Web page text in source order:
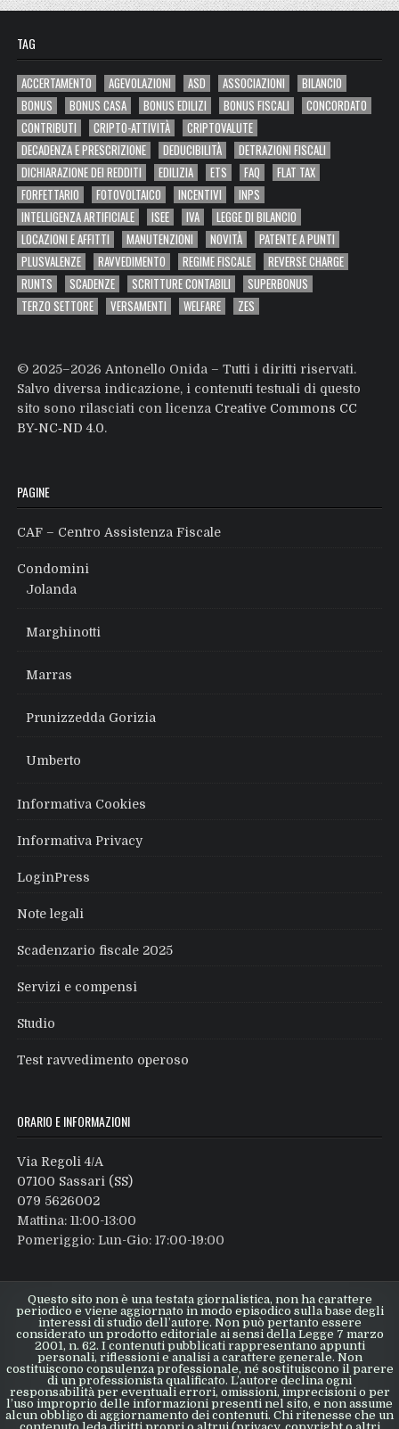
TAG
ACCERTAMENTO AGEVOLAZIONI ASD ASSOCIAZIONI
BILANCIO
BONUS
BONUS CASA BONUS EDILIZI BONUS FISCALI
CONCORDATO
CONTRIBUTI
CRIPTO-ATTIVITÀ
CRIPTOVALUTE
DECADENZA E PRESCRIZIONE
DEDUCIBILITÀ
DETRAZIONI FISCALI
DICHIARAZIONE DEI REDDITI
EDILIZIA ETS FAQ
FLAT TAX
FORFETTARIO
FOTOVOLTAICO INCENTIVI
INPS
INTELLIGENZA ARTIFICIALE
ISEE IVA
LEGGE DI BILANCIO
LOCAZIONI E AFFITTI
MANUTENZIONI NOVITÀ
PATENTE A PUNTI
PLUSVALENZE
RAVVEDIMENTO REGIME FISCALE
REVERSE CHARGE
RUNTS
SCADENZE SCRITTURE CONTABILI
SUPERBONUS
TERZO SETTORE
VERSAMENTI WELFARE ZES
© 2025–2026 Antonello Onida – Tutti i diritti riservati.
Salvo diversa indicazione, i contenuti testuali di questo
sito sono rilasciati con licenza Creative Commons CC
BY‑NC‑ND 4.0.
PAGINE
CAF – Centro Assistenza Fiscale
Condomini
Jolanda
Marghinotti
Marras
Prunizzedda Gorizia
Umberto
Informativa Cookies
Informativa Privacy
LoginPress
Note legali
Scadenzario fiscale 2025
Servizi e compensi
Studio
Test ravvedimento operoso
ORARIO E INFORMAZIONI
Via Regoli 4/A
07100 Sassari (SS)
079 5626002
Mattina: 11:00-13:00
Pomeriggio: Lun-Gio: 17:00-19:00
Questo sito non è una testata giornalistica, non ha carattere
periodico e viene aggiornato in modo episodico sulla base degli
interessi di studio dell’autore. Non può pertanto essere
considerato un prodotto editoriale ai sensi della Legge 7 marzo
2001, n. 62. I contenuti pubblicati rappresentano appunti
personali, riflessioni e analisi a carattere generale. Non
costituiscono consulenza professionale, né sostituiscono il parere
di un professionista qualificato. L’autore declina ogni
responsabilità per eventuali errori, omissioni, imprecisioni o per
l’uso improprio delle informazioni presenti nel sito, e non assume
alcun obbligo di aggiornamento dei contenuti. Chi ritenesse che un